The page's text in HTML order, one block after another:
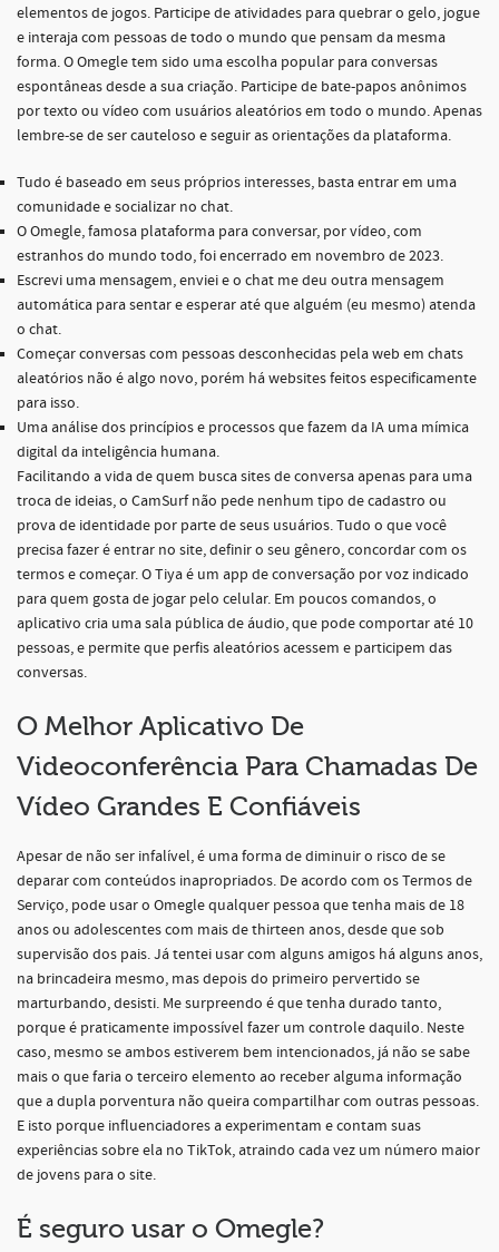
elementos de jogos. Participe de atividades para quebrar o gelo, jogue
e interaja com pessoas de todo o mundo que pensam da mesma
forma. O Omegle tem sido uma escolha popular para conversas
espontâneas desde a sua criação. Participe de bate-papos anônimos
por texto ou vídeo com usuários aleatórios em todo o mundo. Apenas
lembre-se de ser cauteloso e seguir as orientações da plataforma.
Tudo é baseado em seus próprios interesses, basta entrar em uma
comunidade e socializar no chat.
O Omegle, famosa plataforma para conversar, por vídeo, com
estranhos do mundo todo, foi encerrado em novembro de 2023.
Escrevi uma mensagem, enviei e o chat me deu outra mensagem
automática para sentar e esperar até que alguém (eu mesmo) atenda
o chat.
Começar conversas com pessoas desconhecidas pela web em chats
aleatórios não é algo novo, porém há websites feitos especificamente
para isso.
Uma análise dos princípios e processos que fazem da IA uma mímica
digital da inteligência humana.
Facilitando a vida de quem busca sites de conversa apenas para uma
troca de ideias, o CamSurf não pede nenhum tipo de cadastro ou
prova de identidade por parte de seus usuários. Tudo o que você
precisa fazer é entrar no site, definir o seu gênero, concordar com os
termos e começar. O Tiya é um app de conversação por voz indicado
para quem gosta de jogar pelo celular. Em poucos comandos, o
aplicativo cria uma sala pública de áudio, que pode comportar até 10
pessoas, e permite que perfis aleatórios acessem e participem das
conversas.
O Melhor Aplicativo De
Videoconferência Para Chamadas De
Vídeo Grandes E Confiáveis
Apesar de não ser infalível, é uma forma de diminuir o risco de se
deparar com conteúdos inapropriados. De acordo com os Termos de
Serviço, pode usar o Omegle qualquer pessoa que tenha mais de 18
anos ou adolescentes com mais de thirteen anos, desde que sob
supervisão dos pais. Já tentei usar com alguns amigos há alguns anos,
na brincadeira mesmo, mas depois do primeiro pervertido se
marturbando, desisti. Me surpreendo é que tenha durado tanto,
porque é praticamente impossível fazer um controle daquilo. Neste
caso, mesmo se ambos estiverem bem intencionados, já não se sabe
mais o que faria o terceiro elemento ao receber alguma informação
que a dupla porventura não queira compartilhar com outras pessoas.
E isto porque influenciadores a experimentam e contam suas
experiências sobre ela no TikTok, atraindo cada vez um número maior
de jovens para o site.
É seguro usar o Omegle?